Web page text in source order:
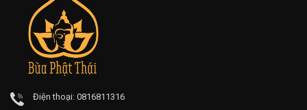
Điện thoại: 0816811316